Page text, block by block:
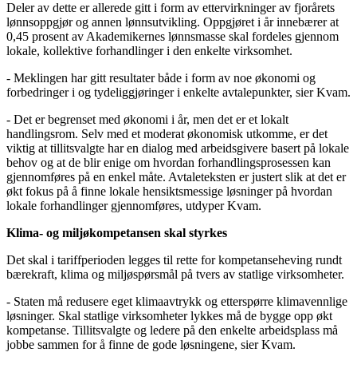
Deler av dette er allerede gitt i form av ettervirkninger av fjorårets
lønnsoppgjør og annen lønnsutvikling. Oppgjøret i år innebærer at
0,45 prosent av Akademikernes lønnsmasse skal fordeles gjennom
lokale, kollektive forhandlinger i den enkelte virksomhet.
- Meklingen har gitt resultater både i form av noe økonomi og
forbedringer i og tydeliggjøringer i enkelte avtalepunkter, sier Kvam.
- Det er begrenset med økonomi i år, men det er et lokalt
handlingsrom. Selv med et moderat økonomisk utkomme, er det
viktig at tillitsvalgte har en dialog med arbeidsgivere basert på lokale
behov og at de blir enige om hvordan forhandlingsprosessen kan
gjennomføres på en enkel måte. Avtaleteksten er justert slik at det er
økt fokus på å finne lokale hensiktsmessige løsninger på hvordan
lokale forhandlinger gjennomføres, utdyper Kvam.
Klima- og miljøkompetansen skal styrkes
Det skal i tariffperioden legges til rette for kompetanseheving rundt
bærekraft, klima og miljøspørsmål på tvers av statlige virksomheter.
- Staten må redusere eget klimaavtrykk og etterspørre klimavennlige
løsninger. Skal statlige virksomheter lykkes må de bygge opp økt
kompetanse. Tillitsvalgte og ledere på den enkelte arbeidsplass må
jobbe sammen for å finne de gode løsningene, sier Kvam.